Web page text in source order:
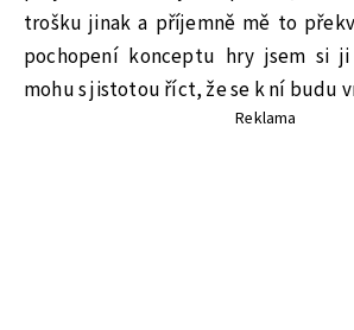
trošku jinak a příjemně mě to
pochopení konceptu hry jsem si
mohu s jistotou říct, že se k ní budu
Reklama